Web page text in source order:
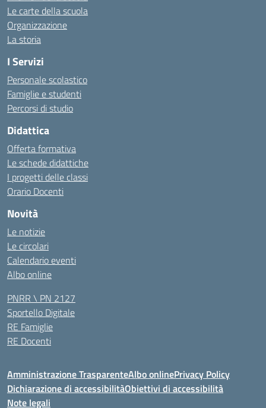
Le carte della scuola
Organizzazione
La storia
I Servizi
Personale scolastico
Famiglie e studenti
Percorsi di studio
Didattica
Offerta formativa
Le schede didattiche
I progetti delle classi
Orario Docenti
Novità
Le notizie
Le circolari
Calendario eventi
Albo online
PNRR \ PN 2127
Sportello Digitale
RE Famiglie
RE Docenti
Amministrazione TrasparenteAlbo onlinePrivacy Policy
Dichiarazione di accessibilitàObiettivi di accessibilità
Note legali